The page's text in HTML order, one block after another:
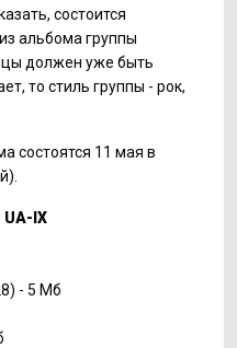
состоится
альбома группы
должен уже быть
то стиль группы - рок,
состоятся 11 мая в
UA-IX
- 5 Мб